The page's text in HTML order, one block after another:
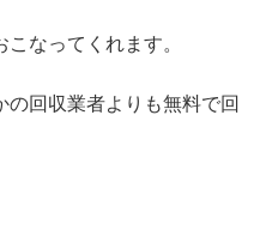
なってくれます。
の回収業者よりも無料で回